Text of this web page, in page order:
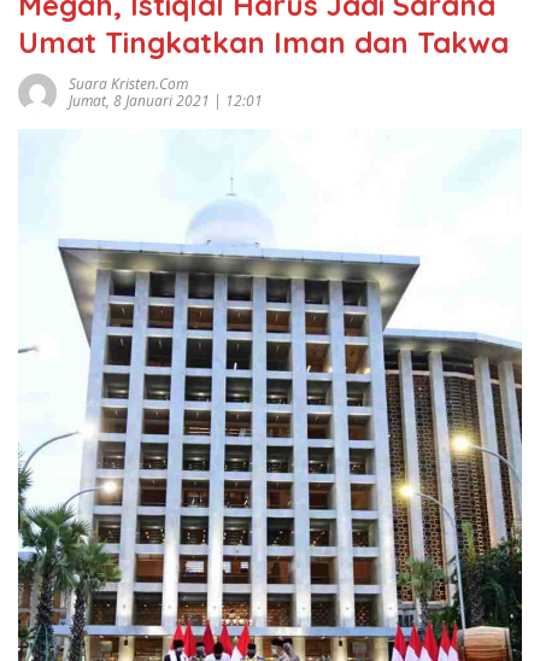
Umat Tingkatkan Iman dan Takwa
Suara Kristen.com
Jumat, 8 Januari 2021 | 12:01